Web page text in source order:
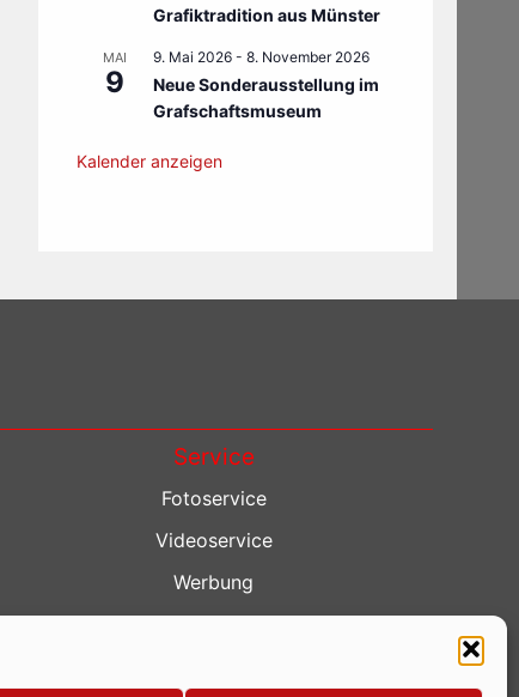
Grafiktradition aus Münster
MAI
9
9. Mai 2026 - 8. November 2026
Neue Sonderausstellung im
Grafschaftsmuseum
Kalender anzeigen
Service
Fotoservice
Videoservice
Werbung